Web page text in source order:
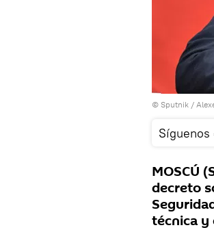
© Sputnik /
Síguenos
MOSCÚ
decreto
técnica y